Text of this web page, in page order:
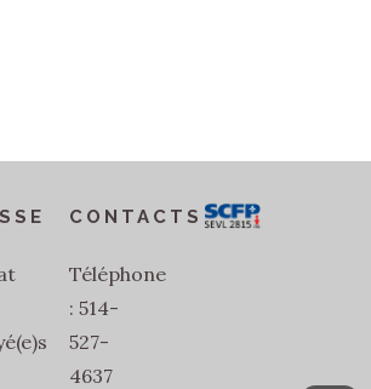
CONTACTS
Téléphone
: 514-
527-
4637